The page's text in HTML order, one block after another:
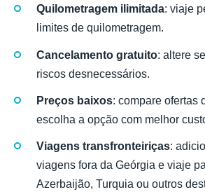
Quilometragem ilimitada: viaje
limites de quilometragem.
Cancelamento gratuito: altere
riscos desnecessários.
Preços baixos: compare ofertas
escolha a opção com melhor
Viagens transfronteiriças:
viagens fora da Geórgia e viaje
Azerbaijão, Turquia ou outros